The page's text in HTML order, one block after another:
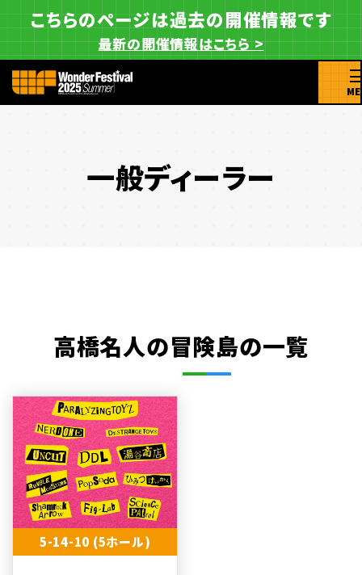
こちらのページは過去の開催情報です
最新の開催情報はこちら >
一般ディーラー
高橋名人の冒険島の一覧
5-14-10 (5ホール)